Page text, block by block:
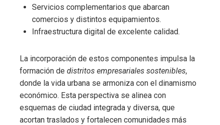
Servicios complementarios que abarcan
comercios y distintos equipamientos.
Infraestructura digital de excelente calidad.
La incorporación de estos componentes impulsa la
formación de distritos empresariales sostenibles,
donde la vida urbana se armoniza con el dinamismo
económico. Esta perspectiva se alinea con
esquemas de ciudad integrada y diversa, que
acortan traslados y fortalecen comunidades más